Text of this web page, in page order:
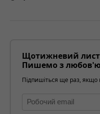
Щотижневий
Пишемо з
Підпишіться ще раз, якщо